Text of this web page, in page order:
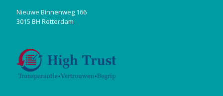
Nieuwe Binnenweg 166
3015 BH Rotterdam